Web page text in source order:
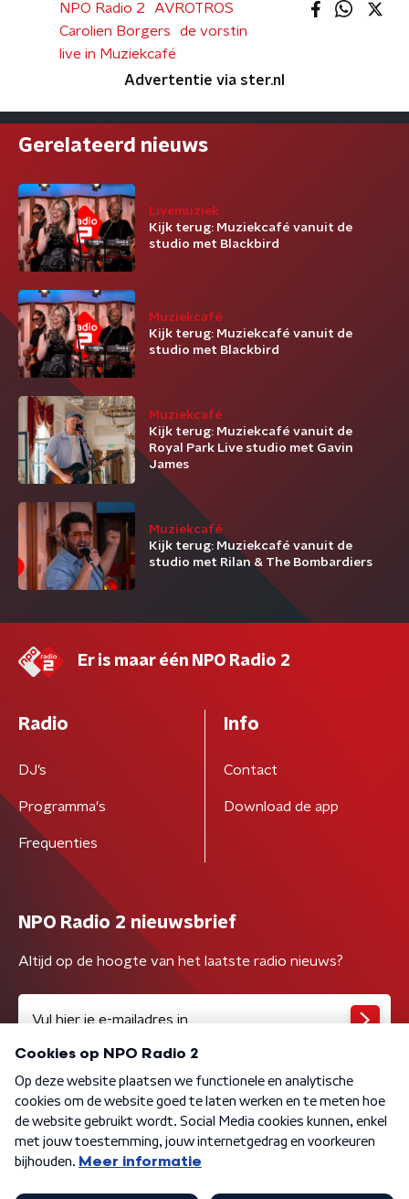
NPO Radio 2
AVROTROS
Carolien Borgers
de vorstin
live in Muziekcafé
Advertentie via ster.nl
Gerelateerd nieuws
Livemuziek
Kijk terug: Muziekcafé vanuit de
studio met Blackbird
Muziekcafé
Kijk terug: Muziekcafé vanuit de
studio met Blackbird
Muziekcafé
Kijk terug: Muziekcafé vanuit de
Royal Park Live studio met Gavin
James
Muziekcafé
Kijk terug: Muziekcafé vanuit de
studio met Rilan & The Bombardiers
Er is maar één NPO Radio 2
Radio
DJ’s
Programma's
Frequenties
Info
Contact
Download de app
NPO Radio 2 nieuwsbrief
Altijd op de hoogte van het laatste radio nieuws?
Algemene voorwaarden